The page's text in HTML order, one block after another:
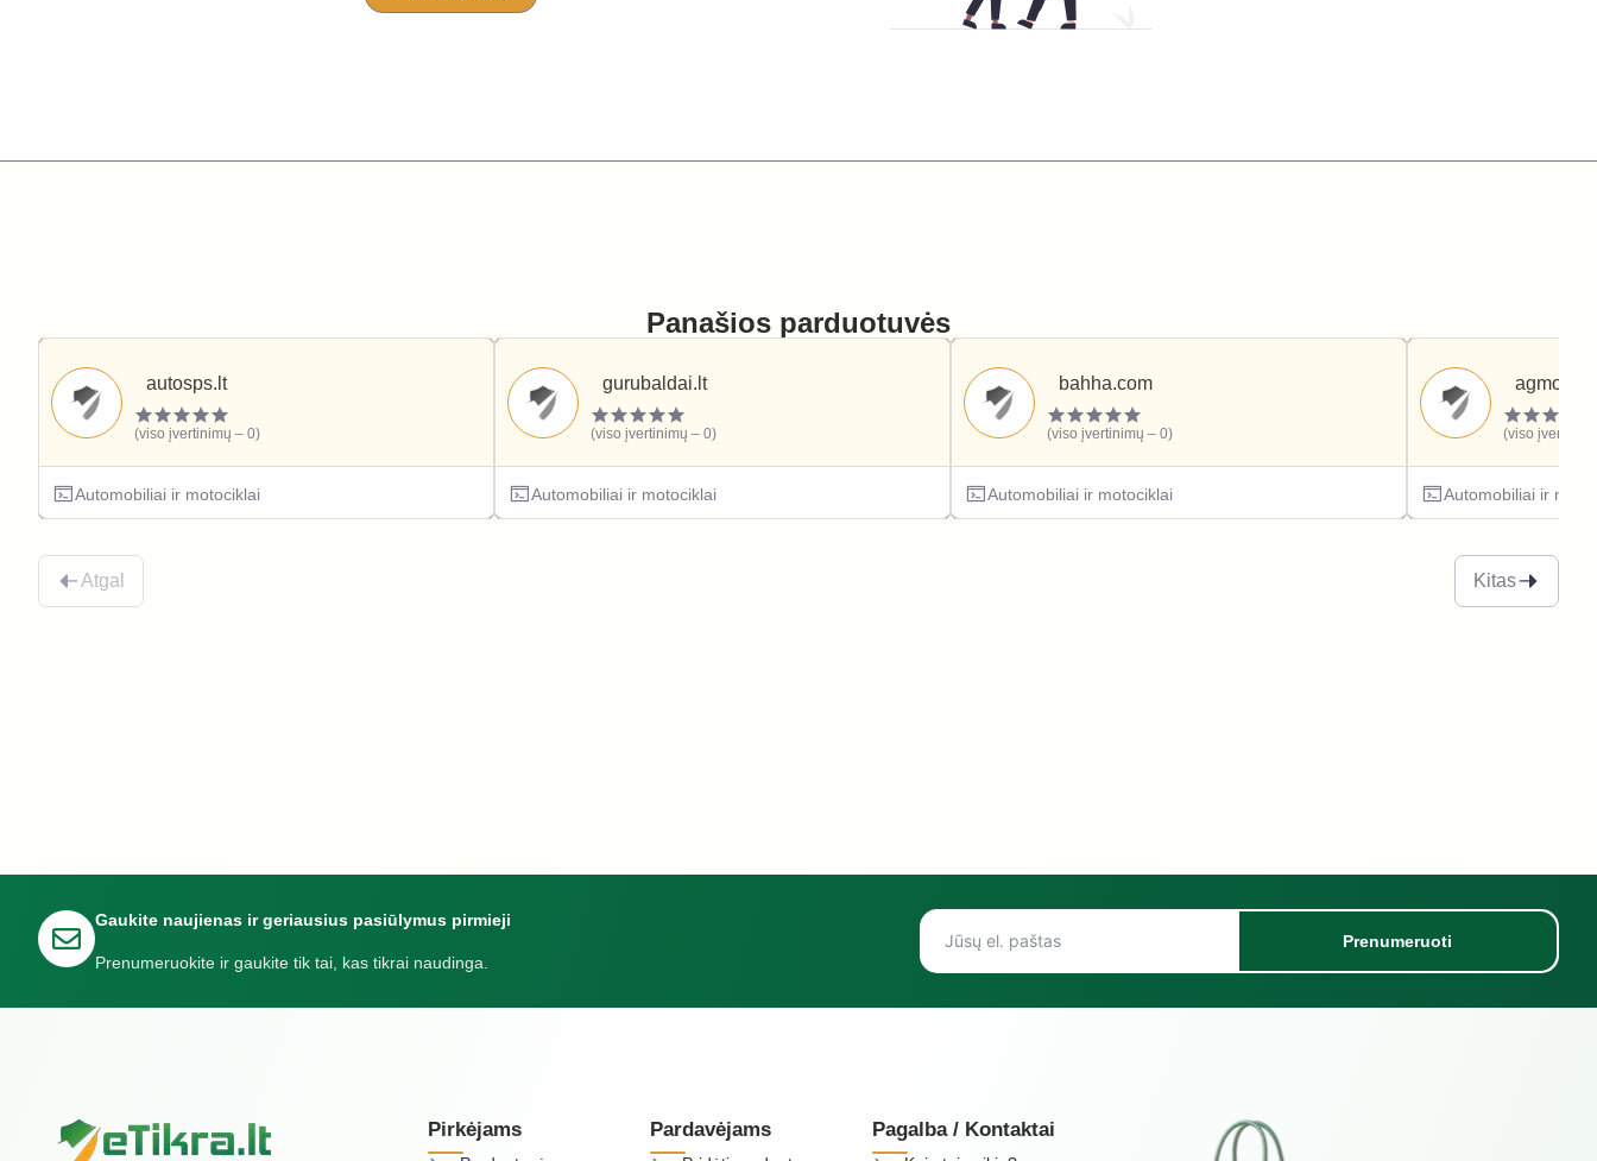
Panašios parduotuvės
autosps.lt
(viso įvertinimų – 0)
Automobiliai ir motociklai
gurubaldai.lt
(viso įvertinimų – 0)
Automobiliai ir motociklai
bahha.com
(viso įvertinimų – 0)
Automobiliai ir motociklai
(viso
Automobiliai ir
Atgal Kitas
Gaukite naujienas ir geriausius pasiūlymus pirmieji
Prenumeruokite ir gaukite tik tai, kas tikrai naudinga.
Prenumeruoti
Pirkėjams Pardavėjams Pagalba / Kontaktai